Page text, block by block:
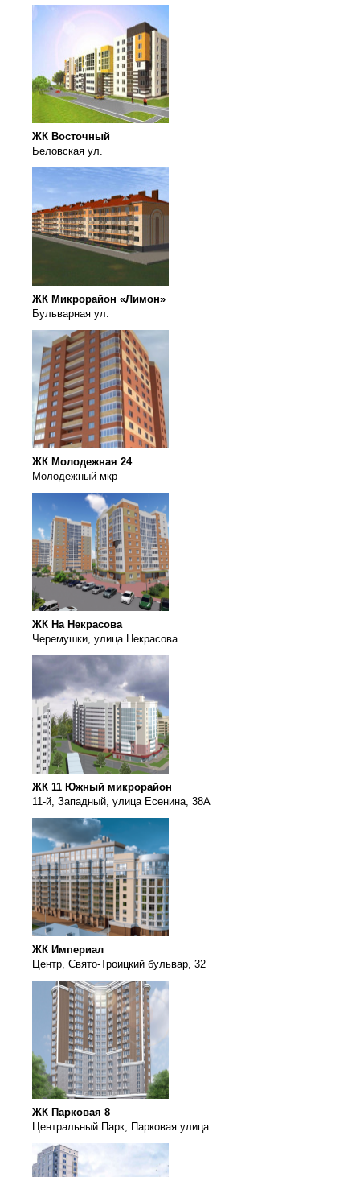
ЖК Восточный
Беловская ул.
ЖК Микрорайон «Лимон»
Бульварная ул.
ЖК Молодежная 24
Молодежный мкр
ЖК На Некрасова
Черемушки, улица Некрасова
ЖК 11 Южный микрорайон
11-й, Западный, улица Есенина, 38А
ЖК Империал
Центр, Свято-Троицкий бульвар, 32
ЖК Парковая 8
Центральный Парк, Парковая улица